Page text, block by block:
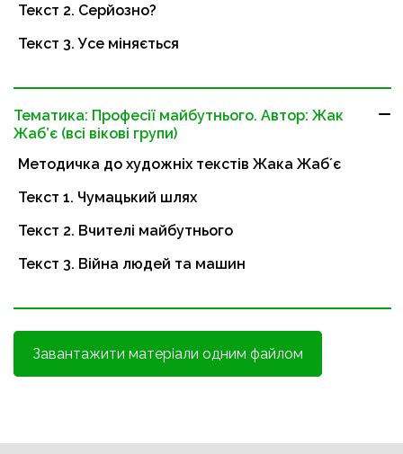
Текст 2. Серйозно?
Текст 3. Усе міняється
Тематика: Професії майбутнього. Автор: Жак
Жаб’є (всі вікові групи)
Методичка до художніх текстів Жака Жабʼє
Текст 1. Чумацький шлях
Текст 2. Вчителі майбутнього
Текст 3. Війна людей та машин
Завантажити матеріали одним файлом